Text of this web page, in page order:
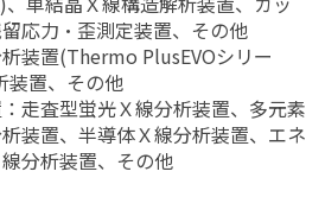
応力・歪測定装置、その他
装置(Thermo PlusEVOシリー
装置、その他
走査型蛍光Ｘ線分析装置、多元素
装置、半導体Ｘ線分析装置、エネ
分析装置、その他